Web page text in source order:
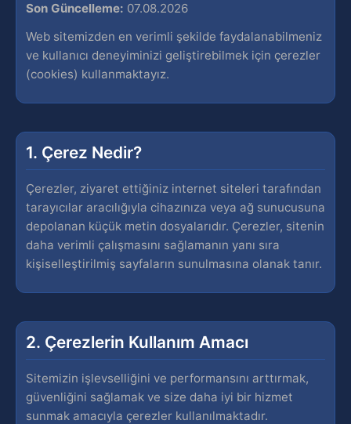
Son Güncelleme: 07.08.2026
Web sitemizden en verimli şekilde faydalanabilmeniz
ve kullanıcı deneyiminizi geliştirebilmek için çerezler
(cookies) kullanmaktayız.
1. Çerez Nedir?
Çerezler, ziyaret ettiğiniz internet siteleri tarafından
tarayıcılar aracılığıyla cihazınıza veya ağ sunucusuna
depolanan küçük metin dosyalarıdır. Çerezler, sitenin
daha verimli çalışmasını sağlamanın yanı sıra
kişiselleştirilmiş sayfaların sunulmasına olanak tanır.
2. Çerezlerin Kullanım Amacı
Sitemizin işlevselliğini ve performansını arttırmak,
güvenliğini sağlamak ve size daha iyi bir hizmet
sunmak amacıyla çerezler kullanılmaktadır.